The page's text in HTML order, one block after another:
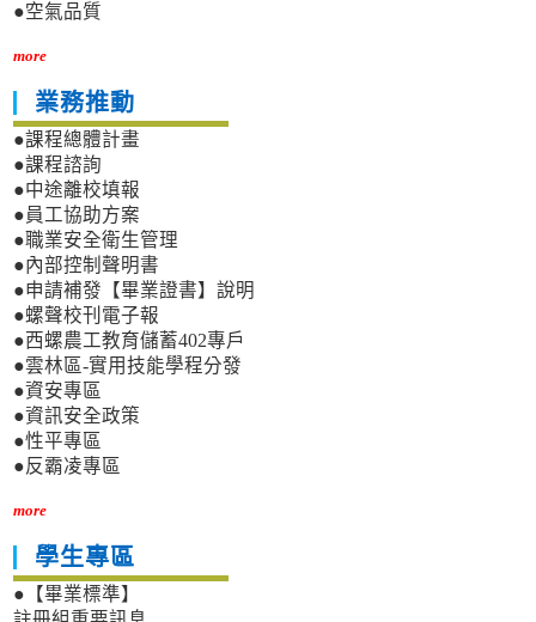
●空氣品質
more
業務推動
●課程總體計畫
●課程諮詢
●中途離校填報
●員工協助方案
●職業安全衛生管理
●內部控制聲明書
●申請補發【畢業證書】說明
●螺聲校刊電子報
●西螺農工教育儲蓄402專戶
●雲林區-實用技能學程分發
●資安專區
●資訊安全政策
●性平專區
●反霸凌專區
more
學生專區
●【畢業標準】